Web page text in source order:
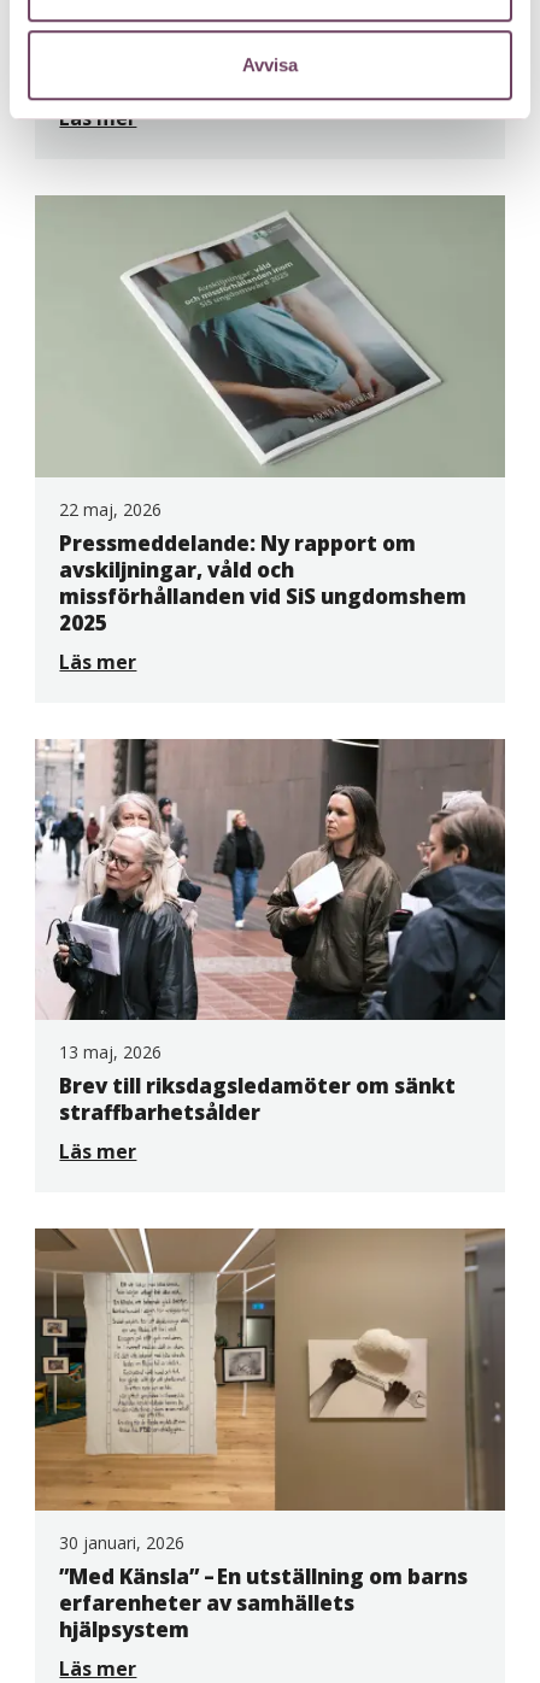
Avvisa
27 maj, 2026
100 förslag att förverkliga innan vi
sätter barn i fängelse
Läs mer
22 maj, 2026
Pressmeddelande: Ny rapport om
avskiljningar, våld och
missförhållanden vid SiS ungdomshem
2025
Läs mer
13 maj, 2026
Brev till riksdagsledamöter om sänkt
straffbarhetsålder
Läs mer
30 januari, 2026
”Med Känsla” – En utställning om barns
erfarenheter av samhällets
hjälpsystem
Läs mer